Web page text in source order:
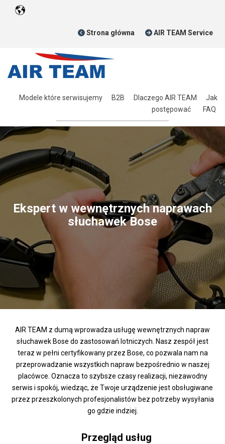
Strona główna AIR TEAM Service
Modele które serwisujemy B2B Dlaczego AIR TEAM
Jak
postępować
FAQ
Ekspert w wewnętrznych naprawach
słuchawek Bose
AIR TEAM z dumą wprowadza usługę wewnętrznych napraw
słuchawek Bose do zastosowań lotniczych. Nasz zespół jest
teraz w pełni certyfikowany przez Bose, co pozwala nam na
przeprowadzanie wszystkich napraw bezpośrednio w naszej
placówce. Oznacza to szybsze czasy realizacji, niezawodny
serwis i spokój, wiedząc, że Twoje urządzenie jest obsługiwane
przez przeszkolonych profesjonalistów bez potrzeby wysyłania
go gdzie indziej.
Przegląd usług